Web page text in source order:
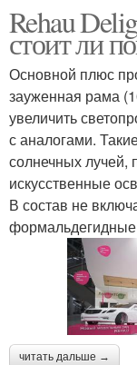
Rehau
стоит ли
Основной плюс
зауженная рама
увеличить
с аналогами.
солнечных лучей,
искусственные
В состав не
читать дальше →